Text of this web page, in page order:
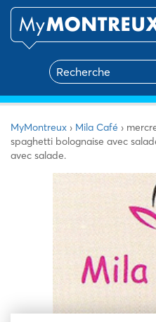
MyMontreux › Mila Café ›
spaghetti bolognaise avec
avec salade.